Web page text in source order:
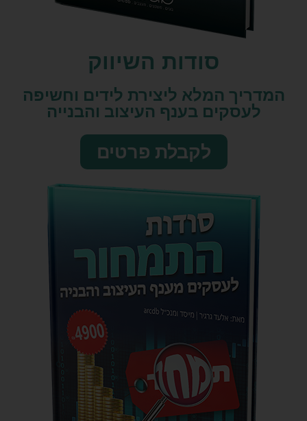
סודות השיווק​
המדריך המלא ליצירת לידים וחשיפה
לעסקים בענף העיצוב והבנייה
לקבלת פרטים